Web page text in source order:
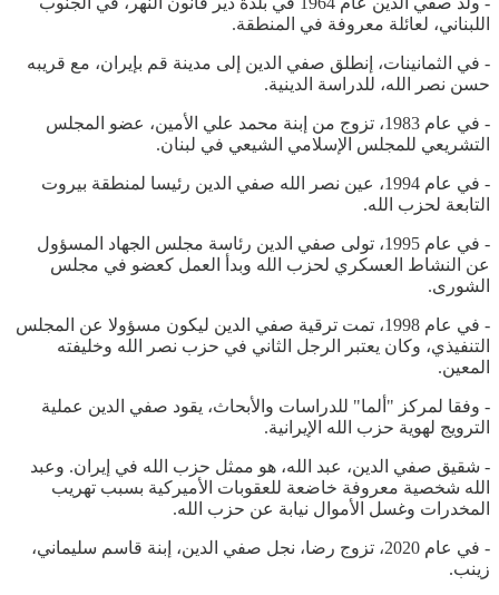
اللبناني، لعائلة معروفة في المنطقة.
- في الثمانينات، إنطلق صفي الدين إلى مدينة قم بإيران، مع قريبه
حسن نصر الله، للدراسة الدينية.
- في عام 1983، تزوج من إبنة محمد علي الأمين، عضو المجلس
التشريعي للمجلس الإسلامي الشيعي في لبنان.
- في عام 1994، عين نصر الله صفي الدين رئيسا لمنطقة بيروت
التابعة لحزب الله.
- في عام 1995، تولى صفي الدين رئاسة مجلس الجهاد المسؤول
عن النشاط العسكري لحزب الله وبدأ العمل كعضو في مجلس
الشورى.
- في عام 1998، تمت ترقية صفي الدين ليكون مسؤولا عن المجلس
التنفيذي، وكان يعتبر الرجل الثاني في حزب نصر الله وخليفته
المعين.
- وفقا لمركز "ألما" للدراسات والأبحاث، يقود صفي الدين عملية
الترويج لهوية حزب الله الإيرانية.
- شقيق صفي الدين، عبد الله، هو ممثل حزب الله في إيران. وعبد
الله شخصية معروفة خاضعة للعقوبات الأميركية بسبب تهريب
المخدرات وغسل الأموال نيابة عن حزب الله.
- في عام 2020، تزوج رضا، نجل صفي الدين، إبنة قاسم سليماني،
زينب.